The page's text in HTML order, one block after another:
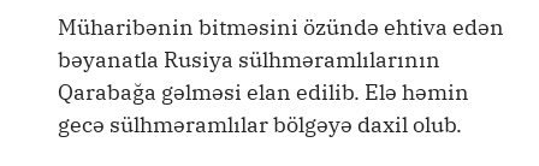
Müharibənin bitməsini özündə ehtiva edən
bəyanatla Rusiya sülhməramlılarının
Qarabağa gəlməsi elan edilib. Elə həmin
gecə sülhməramlılar bölgəyə daxil olub.